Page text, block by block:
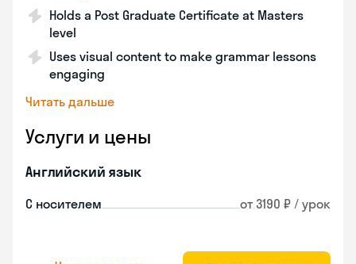
Holds a Post Graduate Certificate at Masters
level
Uses visual content to make grammar lessons
engaging
Читать дальше
Услуги и цены
Английский язык
С носителем от 3190 ₽ / урок